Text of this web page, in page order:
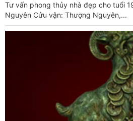
Tư vấn phong thủy nhà đẹp cho tuổi
Nguyên Cửu vận: Thượng Nguyên,...